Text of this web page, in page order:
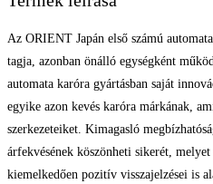
Az ORIENT Japán első számú
tagja, azonban önálló egységként
automata karóra gyártásban saját
egyike azon kevés karóra márkának,
szerkezeteiket. Kimagasló
árfekvésének köszönheti sikerét,
kiemelkedően pozitív visszajelzései is